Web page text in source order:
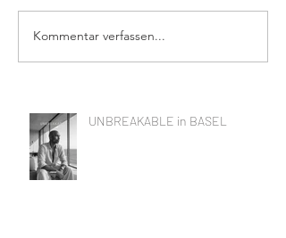
Kommentar verfassen...
UNBREAKABLE in BASEL